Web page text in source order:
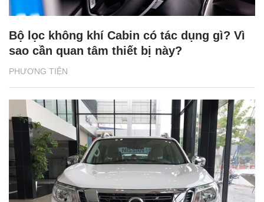
PHƯƠNG TIỆN
Bộ lọc không khí Cabin có tác dụng gì? Vì
sao cần quan tâm thiết bị này?